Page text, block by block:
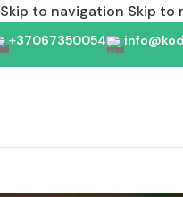
Skip to navigation Skip to
+37067350054